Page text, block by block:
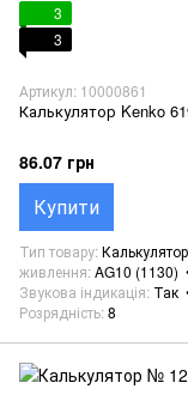
3
3
Артикул: 10000861
Калькулятор Kenko
86.07 грн
Купити
Тип товару Калькулятор
живлення AG10 (1130)
Звукова індикація Так
Розрядність 8